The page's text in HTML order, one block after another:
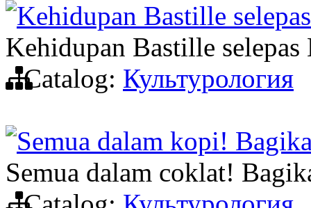
Kehidupan Bastille
Kehidupan Bastille
Catalog: Культурология
Semua dalam kopi!
Semua dalam coklat!